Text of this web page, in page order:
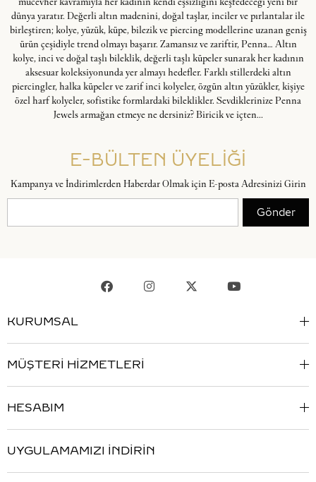
dünya yaratır. Değerli altın madenini, doğal taşlar, inciler ve pırlantalar ile
birleştiren; kolye, yüzük, küpe, bilezik ve piercing modellerine uzanan geniş
ürün çeşidiyle trend olmayı başarır. Zamansız ve zariftir, Penna… Altın
kolye, inci ve doğal taşlı bileklik, değerli taşlı küpeler sunarak her kadının
aksesuar koleksiyonunda yer almayı hedefler. Farklı stillerdeki altın
piercingler, halka küpeler ve zarif inci kolyeler, özgün altın yüzükler, kişiye
özel harf kolyeler, sofistike formlardaki bileklikler. Sevdiklerinize Penna
Jewels armağan etmeye ne dersiniz? Biricik ve içten...
E-BÜLTEN ÜYELİĞİ
Kampanya ve İndirimlerden Haberdar Olmak için E-posta Adresinizi Girin
Gönder
KURUMSAL
MÜŞTERİ HİZMETLERİ
HESABIM
UYGULAMAMIZI İNDİRİN